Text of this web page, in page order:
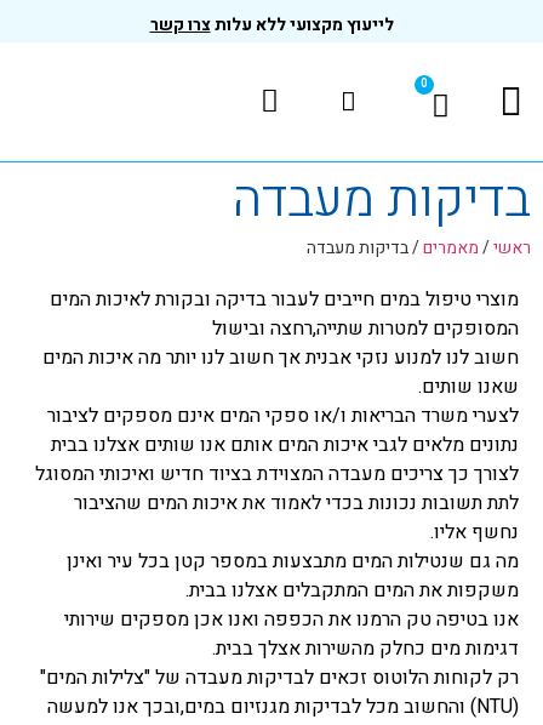
לייעוץ מקצועי ללא עלותצרו קשר
0
בדיקות מעבדה
ראשי/מאמרים/בדיקות מעבדה
מוצרי טיפול במים חייבים לעבור בדיקה ובקורת לאיכות המים
המסופקים למטרות שתייה,רחצה ובישול
חשוב לנו למנוע נזקי אבנית אך חשוב לנו יותר מה איכות המים
שאנו שותים.
לצערי משרד הבריאות ו/או ספקי המים אינם מספקים לציבור
נתונים מלאים לגבי איכות המים אותם אנו שותים אצלנו בבית
לצורך כך צריכים מעבדה המצוידת בציוד חדיש ואיכותי המסוגל
לתת תשובות נכונות בכדי לאמוד את איכות המים שהציבור
נחשף אליו.
מה גם שנטילות המים מתבצעות במספר קטן בכל עיר ואינן
משקפות את המים המתקבלים אצלנו בבית.
אנו בטיפה טק הרמנו את הכפפה ואנו אכן מספקים שירותי
דגימות מים כחלק מהשירות אצלך בבית.
רק לקוחות הלוטוס זכאים לבדיקות מעבדה של "צלילות המים"
(NTU) והחשוב מכל לבדיקות מגנזיום במים,ובכך אנו למעשה